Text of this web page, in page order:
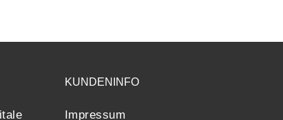
KUNDENINFO
Impressum